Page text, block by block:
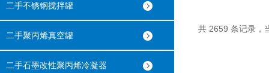
二手不锈钢搅拌罐
二手聚丙烯真空罐
二手石墨改性聚丙烯冷凝器
共 2659 条记录